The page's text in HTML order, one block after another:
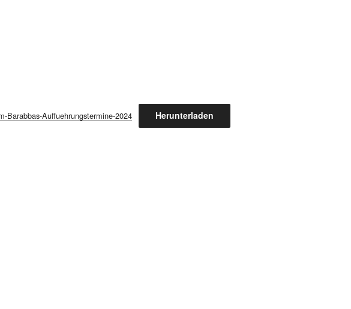
Barabbas-Auffuehrungstermine-2024 Herunterladen